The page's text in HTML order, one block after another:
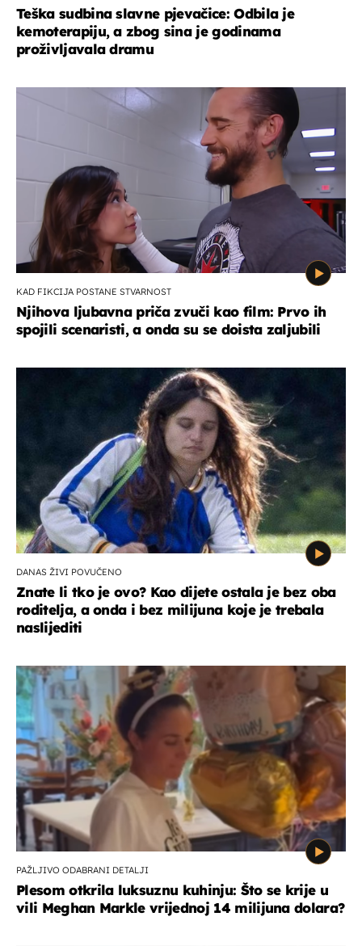
Teška sudbina slavne pjevačice: Odbila je
kemoterapiju, a zbog sina je godinama
proživljavala dramu
KAD FIKCIJA POSTANE STVARNOST
Njihova ljubavna priča zvuči kao film: Prvo ih
spojili scenaristi, a onda su se doista zaljubili
DANAS ŽIVI POVUČENO
Znate li tko je ovo? Kao dijete ostala je bez oba
roditelja, a onda i bez milijuna koje je trebala
naslijediti
PAŽLJIVO ODABRANI DETALJI
Plesom otkrila luksuznu kuhinju: Što se krije u
vili Meghan Markle vrijednoj 14 milijuna dolara?